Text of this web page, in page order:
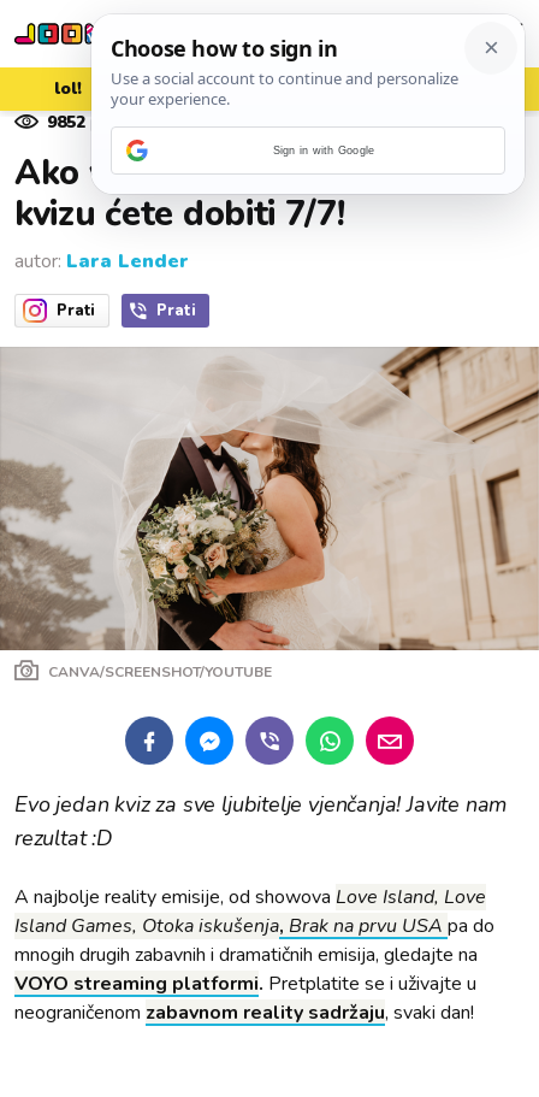
lol! aww vrh!
woot?!
9852 pregleda 12. srpnja 2024.
Ako volite vjenčanja, na ovom
kvizu ćete dobiti 7/7!
autor: Lara Lender
Prati Prati
CANVA/SCREENSHOT/YOUTUBE
Evo jedan kviz za sve ljubitelje vjenčanja! Javite nam
rezultat :D
A najbolje reality emisije, od showova Love Island, Love
Island Games, Otoka iskušenja, Brak na prvu USA pa do
mnogih drugih zabavnih i dramatičnih emisija, gledajte na
VOYO streaming platformi. Pretplatite se i uživajte u
neograničenom zabavnom reality sadržaju, svaki dan!
Sign in with Google